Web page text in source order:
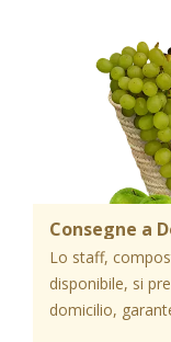
Consegne a
Lo staff,
disponibile, si
domicilio,